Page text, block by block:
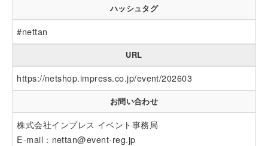
ハッシュタグ
#nettan
URL
https://netshop.impress.co.jp/event/202603
お問い合わせ
株式会社インプレス イベント事務局
E-mail： nettan@event-reg.jp